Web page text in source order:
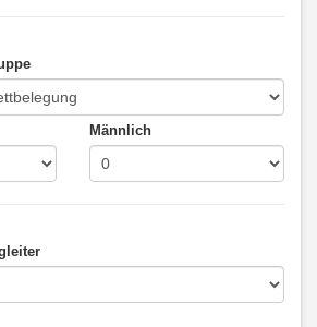
Männlich